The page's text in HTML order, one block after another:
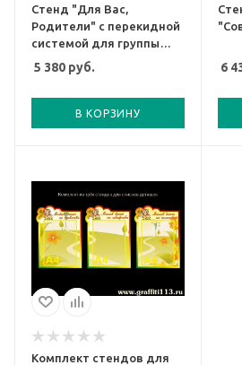
Стенд "Для Вас,
Родители" с перекидной
системой для группы
Совята, арт. ГС-825
5 380 руб.
В КОРЗИНУ
6
Комплект стендов для